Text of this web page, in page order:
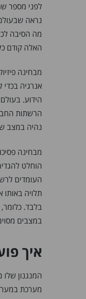
נראה
מה הסיבה
האלה קודם
מבחינה
אנרגיה
הידוע.
הרשתות
נהיה במצב
מבחינה
הוחלט
העומדים
תלויה
בלבד. כלומר,
במצבים
איך
המנגנון